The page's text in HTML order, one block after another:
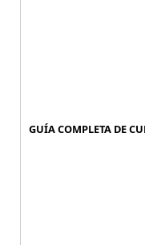
GUÍA COMPLETA DE